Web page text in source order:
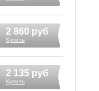
2 860 руб
Купить
2 135 руб
Купить